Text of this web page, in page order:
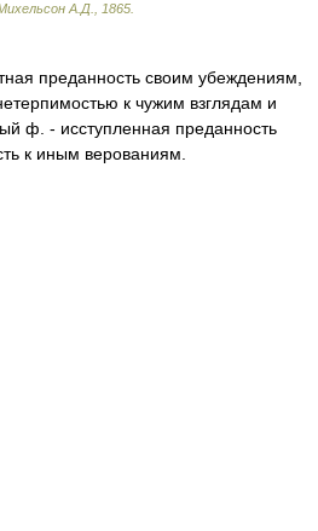
А.Д.
1865
преданность своим убеждениям,
к чужим взглядам и
ф. - исступленная преданность
к иным верованиям.